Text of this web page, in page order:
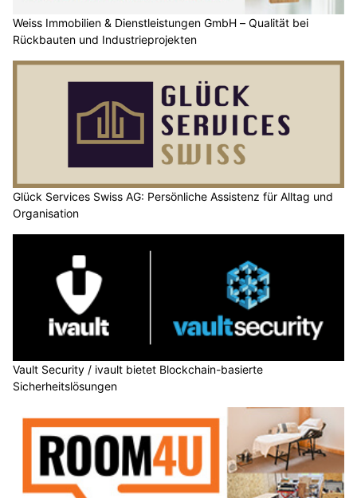
Weiss Immobilien & Dienstleistungen GmbH – Qualität bei
Rückbauten und Industrieprojekten
Glück Services Swiss AG: Persönliche Assistenz für Alltag und
Organisation
Vault Security / ivault bietet Blockchain-basierte
Sicherheitslösungen